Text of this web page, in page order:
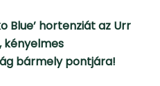
Blue’ hortenziát az Urr
kényelmes
bármely pontjára!